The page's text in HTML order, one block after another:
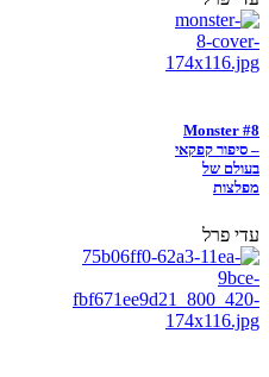
Monster #8
– סיפור קפקאי
בעולם של
מפלצות
עדי פרל